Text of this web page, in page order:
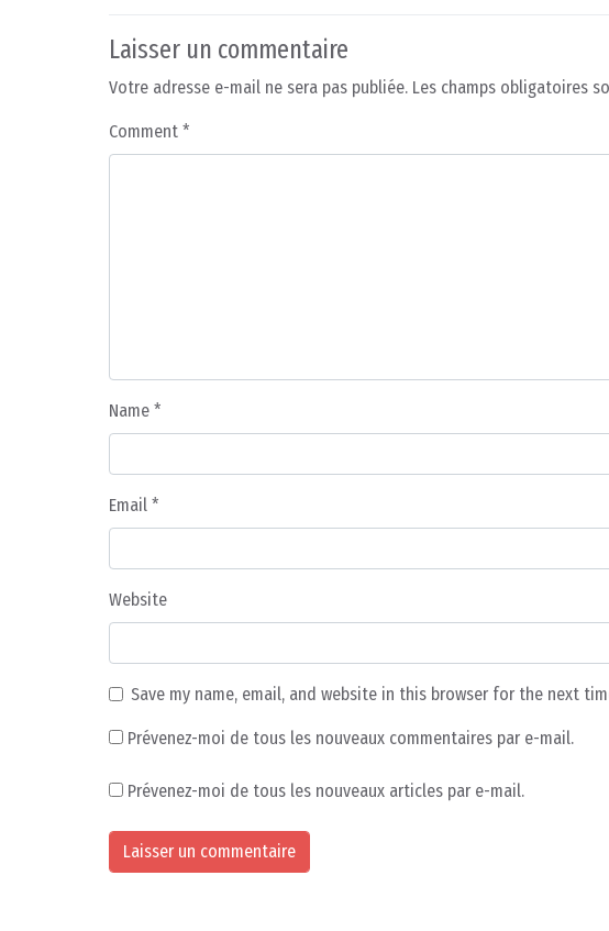
Laisser un commentaire
Votre adresse e-mail ne sera pas publiée. Les champs obligatoires
Comment *
Name *
Email *
Website
Save my name, email, and website in this browser for the next
Prévenez-moi de tous les nouveaux commentaires par e-mail.
Prévenez-moi de tous les nouveaux articles par e-mail.